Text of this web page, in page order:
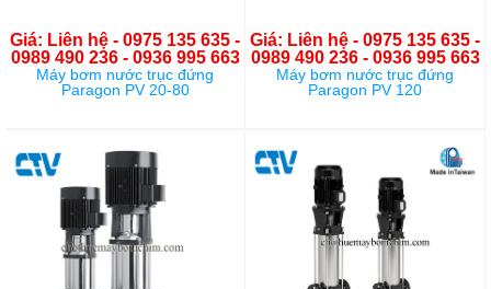
Giá: Liên hệ - 0975 135 635 -
0989 490 236 - 0936 995 663
Máy bơm nước trục đứng
Paragon PV 20-80
Giá: Liên hệ - 0975 135 635 -
0989 490 236 - 0936 995 663
Máy bơm nước trục đứng
Paragon PV 120